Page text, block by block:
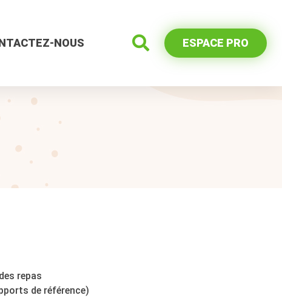
NOUS ESPACE PRO
repas
de référence)